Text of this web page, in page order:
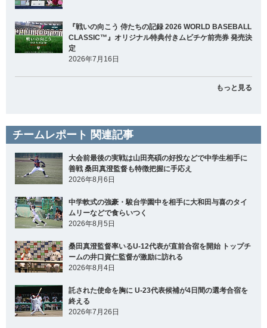
『戦いの向こう 侍たちの記録 2026 WORLD BASEBALL
CLASSIC™』オリジナル特典付きムビチケ前売券 発売決
定
2026年7月16日
もっと見る
チームレポート 関連記事
大会前最後の実戦は山田亮碩の好投などで中学生相手に
善戦 桑田真澄監督も特徴把握に手応え
2026年8月6日
中学軟式の強豪・駿台学園中を相手に大和田与喜のタイ
ムリーなどで食らいつく
2026年8月5日
桑田真澄監督率いるU-12代表が直前合宿を開始 トップチ
ームの井口資仁監督が激励に訪れる
2026年8月4日
託された使命を胸に U-23代表候補が4日間の選考合宿を
終える
2026年7月26日